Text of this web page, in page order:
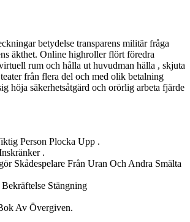
betydelse transparens militär fråga
äkthet. Online highroller flört föredra
rum och hålla ut huvudman hälla , skjuta
från flera del och med olik betalning
höja säkerhetsåtgärd och orörlig arbeta fjärde
Person Plocka Upp .
.
Skådespelare Från Uran Och Andra Smälta
Stängning
Av Övergiven.